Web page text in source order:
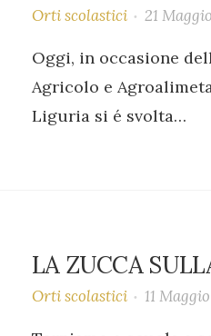
Orti scolastici 21
Oggi, in occasione
Agricolo e
Liguria si é svolta…
LA ZUCCA
Orti scolastici 11